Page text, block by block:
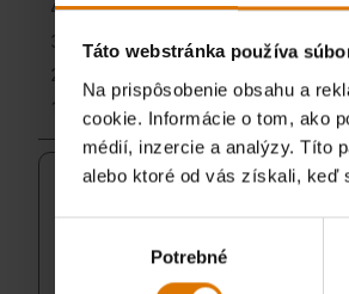
Táto webstránka používa
Na prispôsobenie obsahu a
cookie. Informácie o tom, ako
médií, inzercie a analýzy. Títo
alebo ktoré od vás získali, keď
Potrebné